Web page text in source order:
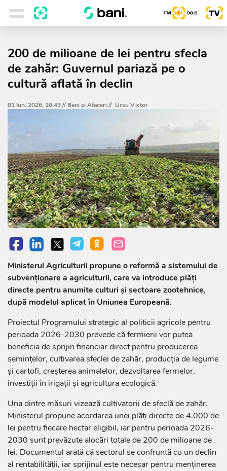
200 de milioane de lei pentru sfecla
de zahăr: Guvernul pariază pe o
cultură aflată în declin
01 Iun. 2026, 10:43 // Bani și Afaceri// Ursu Victor
Ministerul Agriculturii propune o reformă a sistemului de
subvenționare a agriculturii, care va introduce plăți
directe pentru anumite culturi și sectoare zootehnice,
după modelul aplicat în Uniunea Europeană.
Proiectul Programului strategic al politicii agricole pentru
perioada 2026-2030 prevede că fermierii vor putea
beneficia de sprijin financiar direct pentru producerea
semințelor, cultivarea sfeclei de zahăr, producția de legume
și cartofi, creșterea animalelor, dezvoltarea fermelor,
investiții în irigații și agricultura ecologică.
Una dintre măsuri vizează cultivatorii de sfeclă de zahăr.
Ministerul propune acordarea unei plăți directe de 4.000 de
lei pentru fiecare hectar eligibil, iar pentru perioada 2026-
2030 sunt prevăzute alocări totale de 200 de milioane de
lei. Documentul arată că sectorul se confruntă cu un declin
al rentabilității, iar sprijinul este necesar pentru menținerea